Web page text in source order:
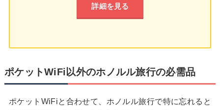
詳細を見る
ポケットWiFi以外のホノルル旅行の必需品
ポケットWiFiと合わせて、ホノルル旅行で特に忘れると